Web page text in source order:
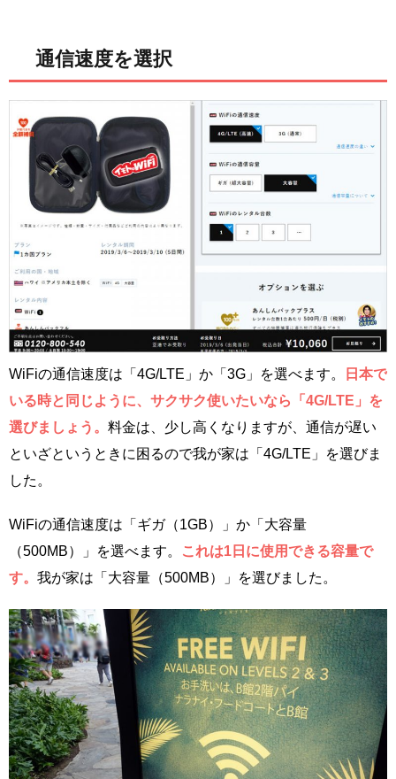
通信速度を選択
WiFiの通信速度は「4G/LTE」か「3G」を選べます。
日本で
いる時と同じように、サクサク使いたいなら「4G/LTE」を
選びましょう。 料金は、少し高くなりますが、通信が遅い
といざというときに困るので我が家は「4G/LTE」を選びま
した。
WiFiの通信速度は「ギガ（1GB）」か「大容量
（500MB）」を選べます。
これは1日に使用できる容量で
す。 我が家は「大容量（500MB）」を選びました。